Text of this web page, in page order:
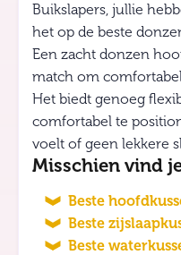
Buikslapers, jullie
het op de beste
Een zacht donzen
match om
Het biedt genoeg
comfortabel te
voelt of geen lekkere
Misschien vind
Beste
Beste
Beste